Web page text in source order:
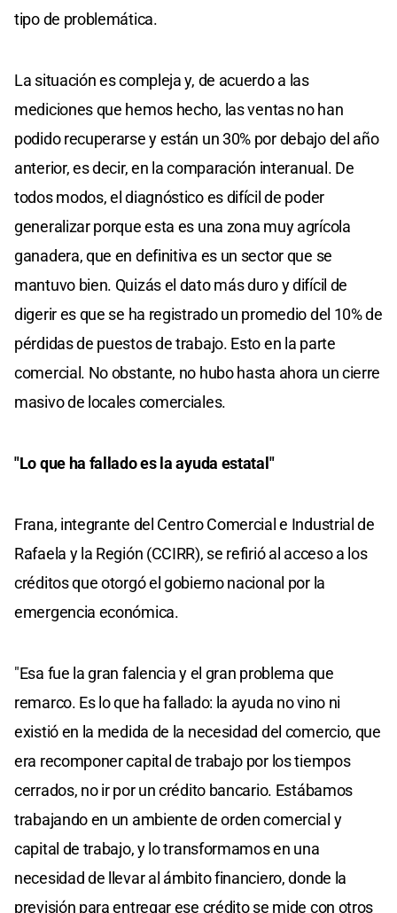
tipo de problemática.
La situación es compleja y, de acuerdo a las
mediciones que hemos hecho, las ventas no han
podido recuperarse y están un 30% por debajo del año
anterior, es decir, en la comparación interanual. De
todos modos, el diagnóstico es difícil de poder
generalizar porque esta es una zona muy agrícola
ganadera, que en definitiva es un sector que se
mantuvo bien. Quizás el dato más duro y difícil de
digerir es que se ha registrado un promedio del 10% de
pérdidas de puestos de trabajo. Esto en la parte
comercial. No obstante, no hubo hasta ahora un cierre
masivo de locales comerciales.
"Lo que ha fallado es la ayuda estatal"
Frana, integrante del Centro Comercial e Industrial de
Rafaela y la Región (CCIRR), se refirió al acceso a los
créditos que otorgó el gobierno nacional por la
emergencia económica.
"Esa fue la gran falencia y el gran problema que
remarco. Es lo que ha fallado: la ayuda no vino ni
existió en la medida de la necesidad del comercio, que
era recomponer capital de trabajo por los tiempos
cerrados, no ir por un crédito bancario. Estábamos
trabajando en un ambiente de orden comercial y
capital de trabajo, y lo transformamos en una
necesidad de llevar al ámbito financiero, donde la
previsión para entregar ese crédito se mide con otros